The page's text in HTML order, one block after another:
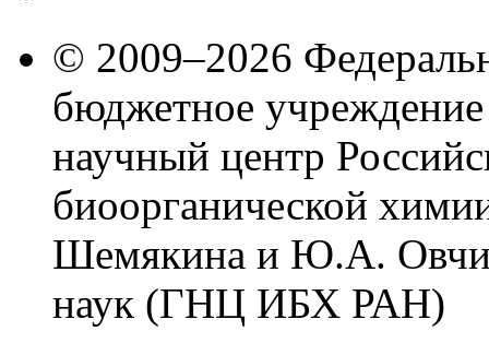
© 2009–2026
бюджетное
научный центр
биоорганической
Шемякина и Ю.А.
наук (ГНЦ ИБХ РАН)